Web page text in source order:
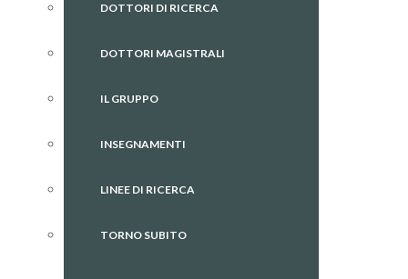
DOTTORI DI RICERCA
DOTTORI MAGISTRALI
IL GRUPPO
INSEGNAMENTI
LINEE DI RICERCA
TORNO SUBITO